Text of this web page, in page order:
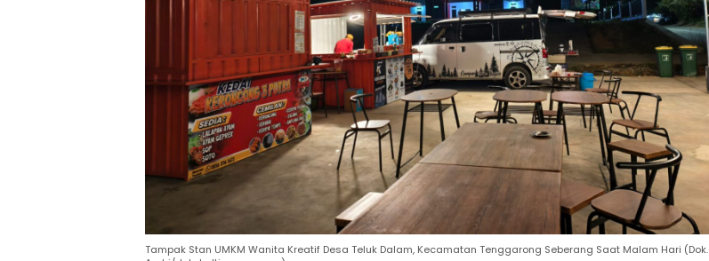
Tampak Stan UMKM Wanita Kreatif Desa Teluk Dalam, Kecamatan Tenggarong Seberang Saat Malam Hari (Dok.